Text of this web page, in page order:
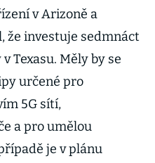
v Arizoně a
že investuje sedmnáct
Texasu. Měly by se
určené pro
5G sítí,
a pro umělou
je v plánu